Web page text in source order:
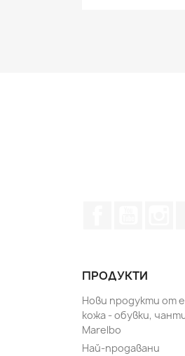
ПРОДУКТИ
Нови продукти от
кожа - обувки,
Marelbo
Най-продавани